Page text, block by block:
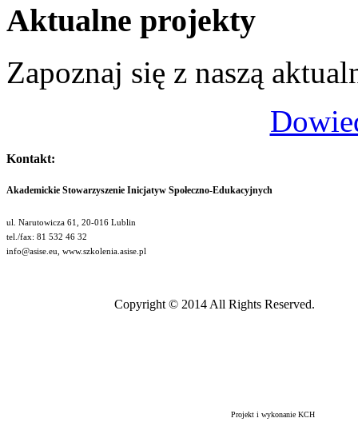
Aktualne projekty
Zapoznaj się z naszą
Kontakt:
Akademickie Stowarzyszenie Inicjatyw Społeczno-Edukacyjnych
ul. Narutowicza 61, 20-016 Lublin
tel./fax: 81 532 46 32
info@asise.eu, www.szkolenia.asise.pl
Copyright © 2014 All Rights Reserved.
Projekt i wykonanie KCH